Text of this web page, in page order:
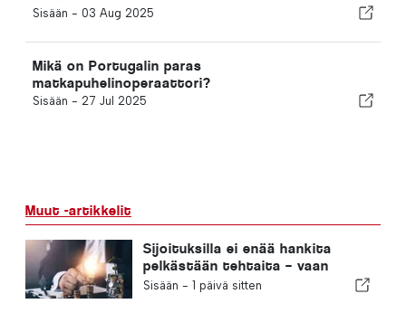
Sisään - 03 Aug 2025
Mikä on Portugalin paras
matkapuhelinoperaattori?
Sisään - 27 Jul 2025
Muut -artikkelit
Sijoituksilla ei enää hankita
pelkästään tehtaita – vaan
tietoa
Sisään - 1 päivä sitten